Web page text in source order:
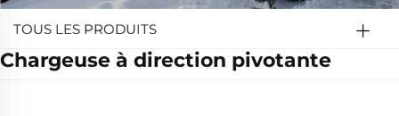
TOUS LES PRODUITS
Chargeuse à direction pivotante